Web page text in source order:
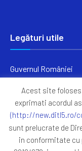
Legături utile
Guvernul României
Primăria Sectorul 5
ANAF
Protocoale
Acest site
exprimati acordul
(http://new.ditl5.ro/
sunt prelucrate de
in conformitate cu